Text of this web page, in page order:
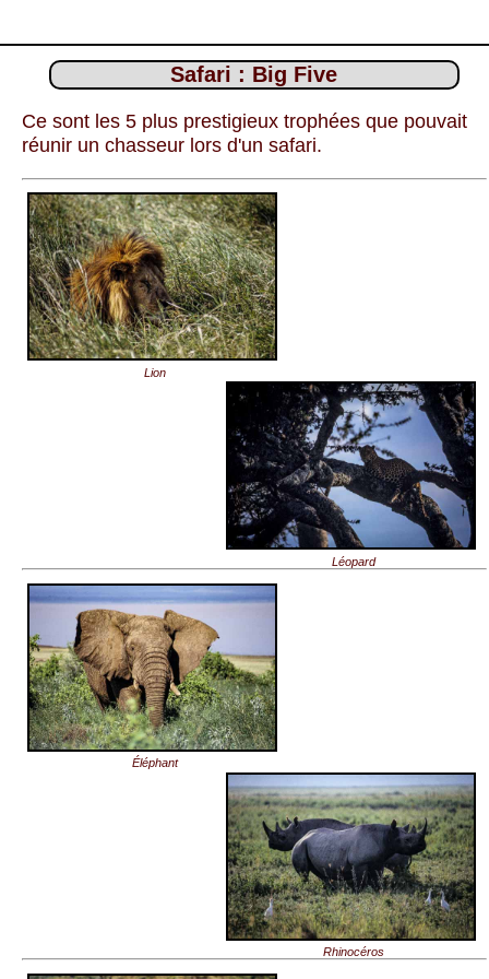
Safari : Big Five
Ce sont les 5 plus prestigieux trophées que pouvait
réunir un chasseur lors d'un safari.
Lion
Léopard
Éléphant
Rhinocéros